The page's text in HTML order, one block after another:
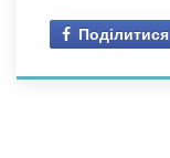
Поділитися